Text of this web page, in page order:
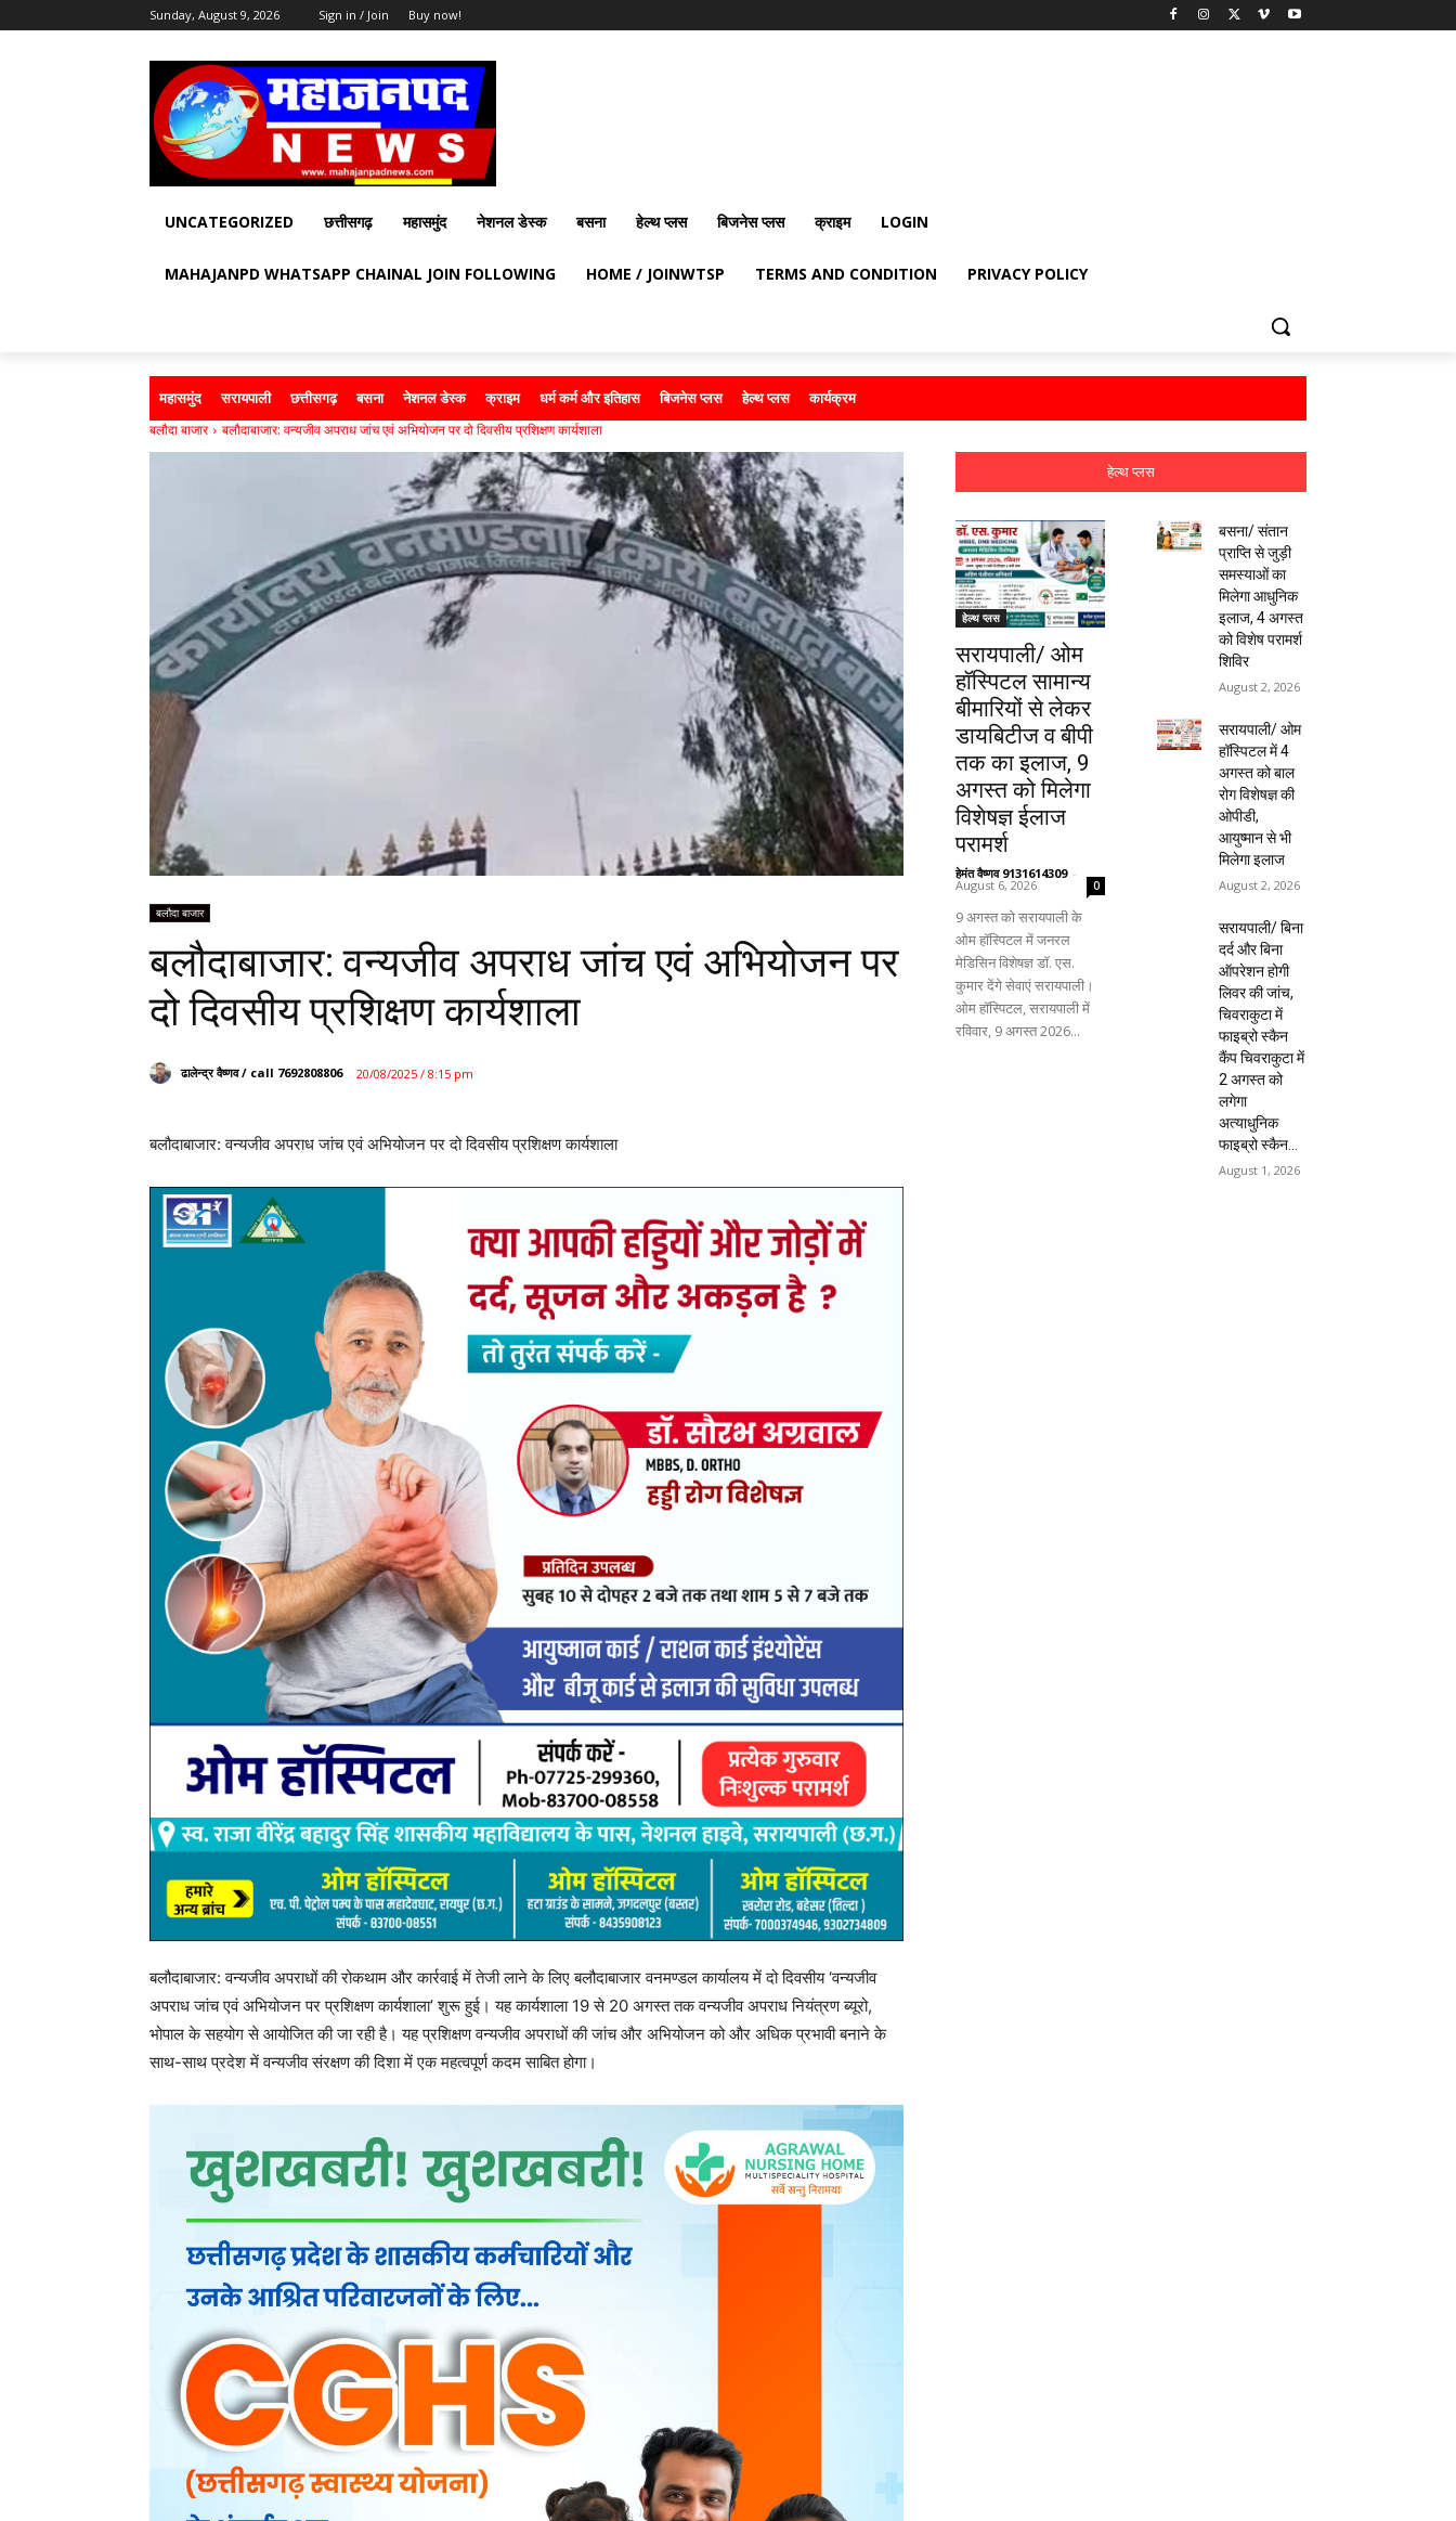
Sunday, August 9, 2026 Sign in / Join Buy now!
UNCATEGORIZED छत्तीसगढ़ महासमुंद नेशनल डेस्क बसना हेल्थ प्लस बिजनेस प्लस क्राइम LOGIN
MAHAJANPD WHATSAPP CHAINAL JOIN FOLLOWING HOME / JOINWTSP TERMS AND CONDITION PRIVACY POLICY
महासमुंद सरायपाली छत्तीसगढ़ बसना नेशनल डेस्क क्राइम धर्म कर्म और इतिहास बिजनेस प्लस हेल्थ प्लस कार्यक्रम
बलौदा बाजार बलौदाबाजार: वन्यजीव अपराध जांच एवं अभियोजन पर दो दिवसीय प्रशिक्षण कार्यशाला
बलौदा बाजार
बलौदाबाजार: वन्यजीव अपराध जांच एवं अभियोजन पर
दो दिवसीय प्रशिक्षण कार्यशाला
ढालेन्द्र वैष्णव / call 7692808806 20/08/2025 / 8:15 pm
बलौदाबाजार: वन्यजीव अपराध जांच एवं अभियोजन पर दो दिवसीय प्रशिक्षण कार्यशाला
बलौदाबाजार: वन्यजीव अपराधों की रोकथाम और कार्रवाई में तेजी लाने के लिए बलौदाबाजार वनमण्डल कार्यालय में दो दिवसीय ‘वन्यजीव
अपराध जांच एवं अभियोजन पर प्रशिक्षण कार्यशाला’ शुरू हुई। यह कार्यशाला 19 से 20 अगस्त तक वन्यजीव अपराध नियंत्रण ब्यूरो,
भोपाल के सहयोग से आयोजित की जा रही है। यह प्रशिक्षण वन्यजीव अपराधों की जांच और अभियोजन को और अधिक प्रभावी बनाने के
साथ-साथ प्रदेश में वन्यजीव संरक्षण की दिशा में एक महत्वपूर्ण कदम साबित होगा।
हेल्थ प्लस
हेल्थ प्लस
सरायपाली/ ओम
हॉस्पिटल सामान्य
बीमारियों से लेकर
डायबिटीज व बीपी
तक का इलाज, 9
अगस्त को मिलेगा
विशेषज्ञ ईलाज
परामर्श
हेमंत वैष्णव 9131614309 -
August 6, 2026 0
9 अगस्त को सरायपाली के
ओम हॉस्पिटल में जनरल
मेडिसिन विशेषज्ञ डॉ. एस.
कुमार देंगे सेवाएं सरायपाली।
ओम हॉस्पिटल, सरायपाली में
रविवार, 9 अगस्त 2026...
बसना/ संतान
प्राप्ति से जुड़ी
समस्याओं का
मिलेगा आधुनिक
इलाज, 4 अगस्त
को विशेष परामर्श
शिविर
August 2, 2026
सरायपाली/ ओम
हॉस्पिटल में 4
अगस्त को बाल
रोग विशेषज्ञ की
ओपीडी,
आयुष्मान से भी
मिलेगा इलाज
August 2, 2026
सरायपाली/ बिना
दर्द और बिना
ऑपरेशन होगी
लिवर की जांच,
चिवराकुटा में
फाइब्रो स्कैन
कैंप चिवराकुटा में
2 अगस्त को
लगेगा
अत्याधुनिक
फाइब्रो स्कैन...
August 1, 2026